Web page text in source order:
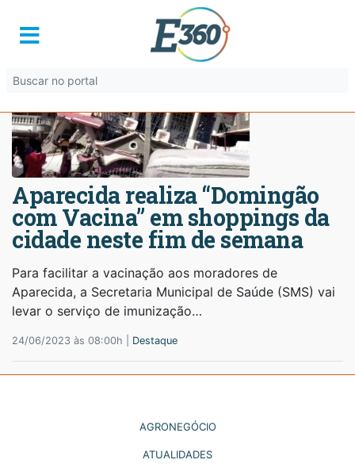
Aparecida realiza “Domingão
com Vacina” em shoppings da
cidade neste fim de semana
Para facilitar a vacinação aos moradores de
Aparecida, a Secretaria Municipal de Saúde (SMS) vai
levar o serviço de imunização…
24/06/2023 às 08:00h | Destaque
AGRONEGÓCIO
ATUALIDADES